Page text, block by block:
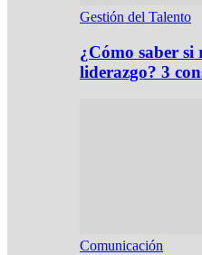
Gestión del Talento
¿Cómo saber si
liderazgo? 3
Comunicación